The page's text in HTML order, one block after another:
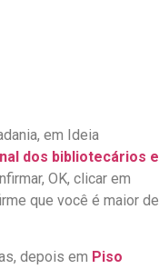
em Ideia
dos bibliotecários e
OK, clicar em
que você é maior de
depois em Piso